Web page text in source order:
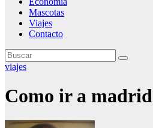
Mascotas
Viajes
Contacto
viajes
Como ir a madrid